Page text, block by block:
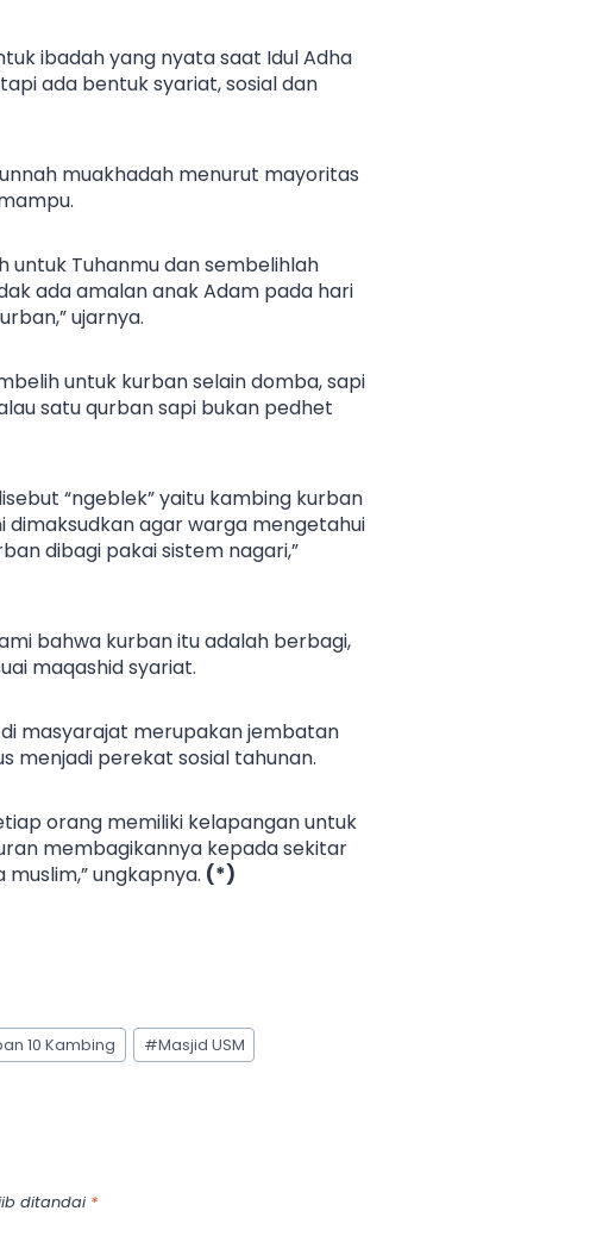
ibadah yang nyata saat Idul Adha
ada bentuk syariat, sosial dan
muakhadah menurut mayoritas
untuk Tuhanmu dan sembelihlah
ada amalan anak Adam pada hari
ujarnya.
untuk kurban selain domba, sapi
satu qurban sapi bukan pedhet
“ngeblek” yaitu kambing kurban
dimaksudkan agar warga mengetahui
dibagi pakai sistem nagari,”
bahwa kurban itu adalah berbagi,
maqashid syariat.
masyarajat merupakan jembatan
menjadi perekat sosial tahunan.
orang memiliki kelapangan untuk
membagikannya kepada sekitar
ungkapnya. (*)
10 Kambing #Masjid USM
ditandai *